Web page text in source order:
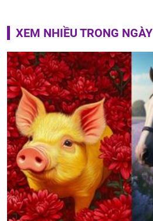
XEM NHIỀU TRONG NGÀY